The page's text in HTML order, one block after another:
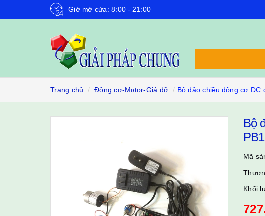
Giờ mở cửa: 8:00 - 21:00
Trang chủ Động cơ-Motor-Giá đỡ Bộ đảo chiều động cơ DC
Bộ
PB1
Mã
Khối